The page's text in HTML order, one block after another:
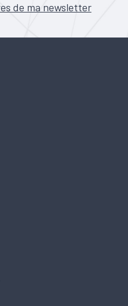
de ma newsletter